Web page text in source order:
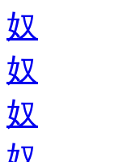
奴
奴
奴